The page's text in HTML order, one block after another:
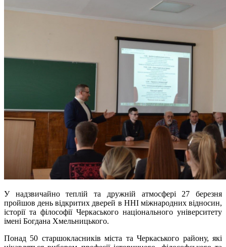
У надзвичайно теплій та дружній атмосфері 27 березня
пройшов день відкритих дверей в ННІ міжнародних відносин,
історії та філософії Черкаського національного університету
імені Богдана Хмельницького.
Понад 50 старшокласників міста та Черкаського району, які